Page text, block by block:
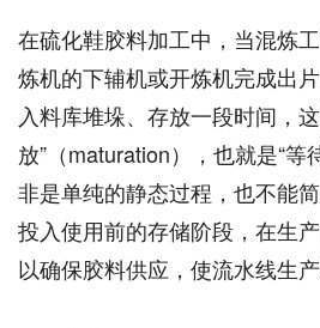
在硫化鞋胶料加工中，当混炼
炼机的下辅机或开炼机完成出
入料库堆垛、存放一段时间，
放”（maturation），也就是“等
非是单纯的静态过程，也不能
投入使用前的存储阶段，在生
以确保胶料供应，使流水线生